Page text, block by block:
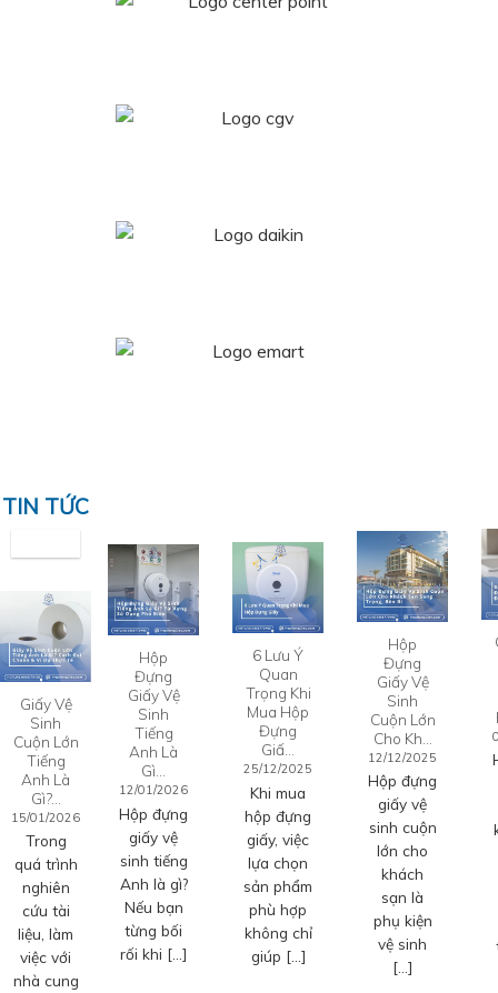
TIN TỨC
Giấy Vệ
Sinh
Cuộn Lớn
Tiếng
Anh Là
Gì?…
15/01/2026
Trong
quá trình
nghiên
cứu tài
liệu, làm
việc với
nhà cung
Hộp
Đựng
Giấy Vệ
Sinh
Tiếng
Anh Là
Gì…
12/01/2026
Hộp đựng
giấy vệ
sinh tiếng
Anh là gì?
Nếu bạn
từng bối
rối khi […]
6 Lưu Ý
Quan
Trọng Khi
Mua Hộp
Đựng
Giấ…
25/12/2025
Khi mua
hộp đựng
giấy, việc
lựa chọn
sản phẩm
phù hợp
không chỉ
giúp […]
Hộp
Đựng
Giấy Vệ
Sinh
Cuộn Lớn
Cho Kh…
12/12/2025
Hộp đựng
giấy vệ
sinh cuộn
lớn cho
khách
sạn là
phụ kiện
vệ sinh
[…]